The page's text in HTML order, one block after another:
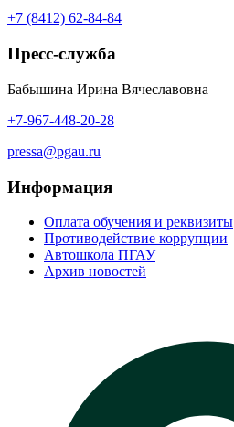
+7 (8412) 62-84-84
Пресс-служба
Бабышина Ирина Вячеславовна
+7-967-448-20-28
pressa@pgau.ru
Информация
Оплата обучения и реквизиты
Противодействие коррупции
Автошкола ПГАУ
Архив новостей